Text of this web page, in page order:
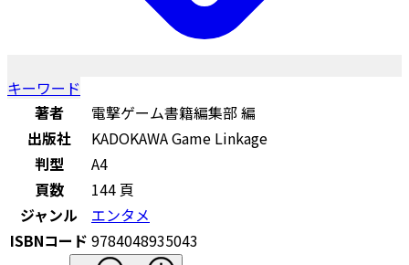
キーワード
著者
電撃ゲーム書籍編集部 編
出版社
KADOKAWA Game Linkage
判型
A4
頁数
144 頁
ジャンル
エンタメ
ISBNコード 9784048935043